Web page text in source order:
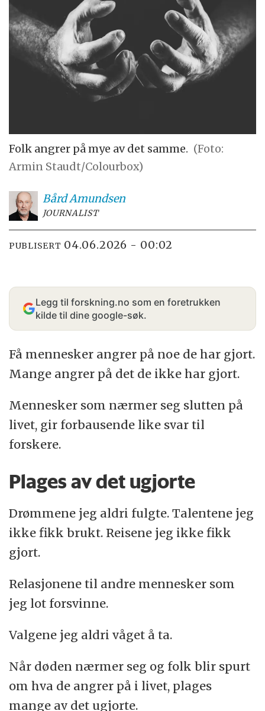
Folk angrer på mye av det samme. (Foto:
Armin Staudt/Colourbox)
BårdAmundsen
JOURNALIST
PUBLISERT 04.06.2026 - 00:02
Legg til forskning.no som en foretrukken
kilde til dine google-søk.
Få mennesker angrer på noe de har gjort.
Mange angrer på det de ikke har gjort.
Mennesker som nærmer seg slutten på
livet, gir forbausende like svar til
forskere.
Plages av det ugjorte
Drømmene jeg aldri fulgte. Talentene jeg
ikke fikk brukt. Reisene jeg ikke fikk
gjort.
Relasjonene til andre mennesker som
jeg lot forsvinne.
Valgene jeg aldri våget å ta.
Når døden nærmer seg og folk blir spurt
om hva de angrer på i livet, plages
mange av det ugjorte.